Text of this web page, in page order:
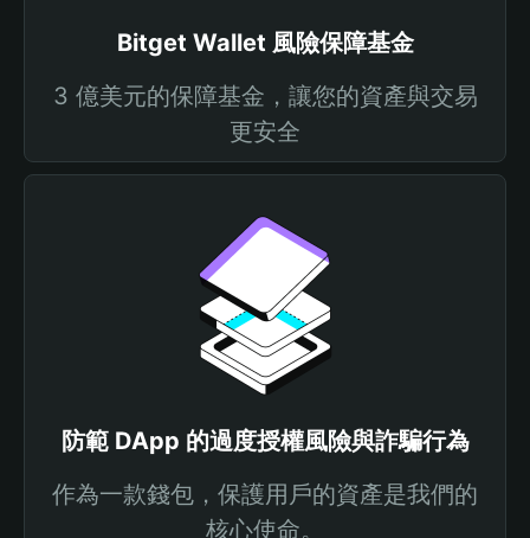
Bitget Wallet 風險保障基金
3 億美元的保障基金，讓您的資產與交易
更安全
防範 DApp 的過度授權風險與詐騙行為
作為一款錢包，保護用戶的資產是我們的
核心使命。